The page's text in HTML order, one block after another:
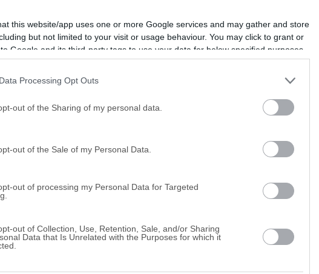
this website/app uses one or more Google services and may gather and store
but not limited to your visit or usage behaviour. You may click to grant or
Google and its third-party tags to use your data for below specified purposes
consent section.
Processing Opt Outs
out of the Sharing of my personal data.
out of the Sale of my Personal Data.
out of processing my Personal Data for Targeted
out of Collection, Use, Retention, Sale, and/or Sharing
Data that Is Unrelated with the Purposes for which it